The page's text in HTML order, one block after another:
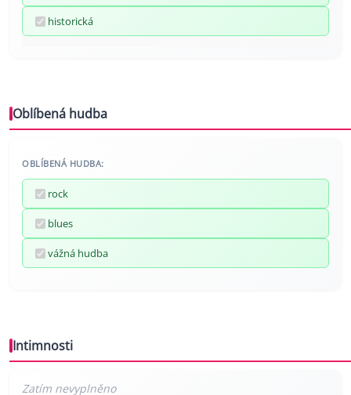
historická
Oblíbená hudba
OBLÍBENÁ HUDBA:
rock
blues
vážná hudba
Intimnosti